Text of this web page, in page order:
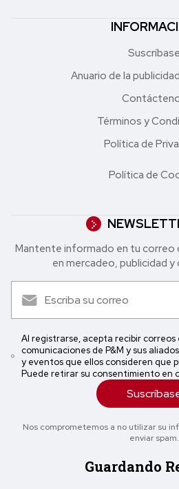
Suscríbase
Anuario de la
Términos y
Política de
Política de
Mantente informado en tu correo
en mercadeo, publicidad y
Al registrarse, acepta recibir
comunicaciones de P&M y sus
y eventos que ellos consideren que
Puede retirar su consentimiento en
Nos comprometemos a no utilizar su
enviar spam.
Guardando